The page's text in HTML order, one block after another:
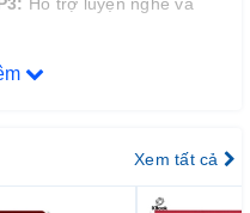
vào từ vựng, ngữ pháp và
Xem tất cả